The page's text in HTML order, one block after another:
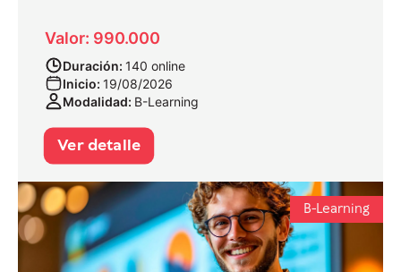
Valor: 990.000
Duración: 140 online
Inicio: 19/08/2026
Modalidad: B-Learning
Ver detalle
B-Learning